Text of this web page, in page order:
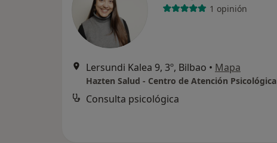
1 opinión
Lersundi Kalea 9, 3º, Bilbao • Mapa
Hazten Salud - Centro de Atención Psicológica
Consulta psicológica